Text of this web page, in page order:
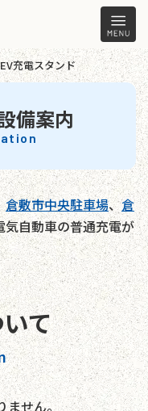
EV充電スタンド
備案内
倉敷市中央駐車場、倉
気自動車の普通充電が
て
ません。